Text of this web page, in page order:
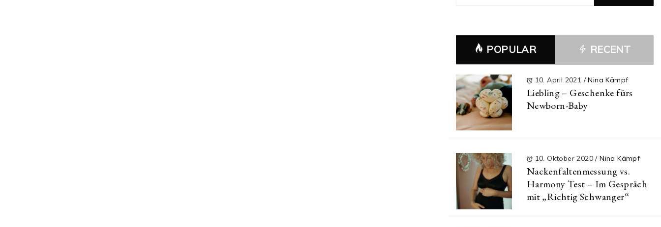
POPULAR RECENT
10. April 2021 / Nina Kämpf
Liebling – Geschenke fürs
Newborn-Baby
10. Oktober 2020/ Nina Kämpf
Nackenfaltenmessung vs.
Harmony Test – Im Gespräch
mit „Richtig Schwanger“